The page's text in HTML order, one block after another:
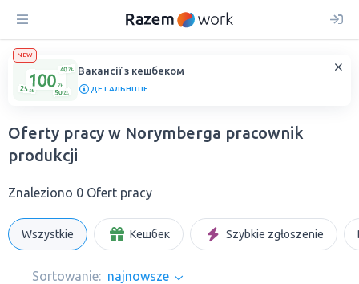
NEW
Вакансії з кешбеком
ДЕТАЛЬНІШЕ
Oferty pracy w Norymberga pracownik
produkcji
Znaleziono 0 Ofert pracy
Wszystkie Кешбек Szybkie zgłoszenie
Sortowanie: najnowsze